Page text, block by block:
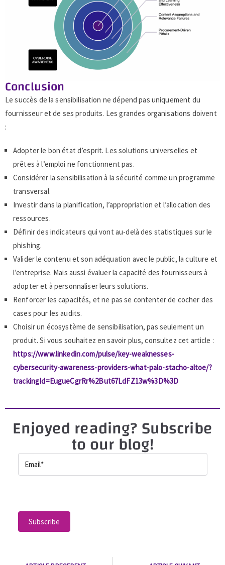
Conclusion
Le succès de la sensibilisation ne dépend pas uniquement du
fournisseur et de ses produits. Les grandes organisations doivent
:
Adopter le bon état d’esprit. Les solutions universelles et
prêtes à l’emploi ne fonctionnent pas.
Considérer la sensibilisation à la sécurité comme un programme
transversal.
Investir dans la planification, l’appropriation et l’allocation des
ressources.
Définir des indicateurs qui vont au-delà des statistiques sur le
phishing.
Valider le contenu et son adéquation avec le public, la culture et
l’entreprise. Mais aussi évaluer la capacité des fournisseurs à
adopter et à personnaliser leurs solutions.
Renforcer les capacités, et ne pas se contenter de cocher des
cases pour les audits.
Choisir un écosystème de sensibilisation, pas seulement un
produit. Si vous souhaitez en savoir plus, consultez cet article :
https://www.linkedin.com/pulse/key-weaknesses-
cybersecurity-awareness-providers-what-palo-stacho-altoe/?
trackingId=EugueCgrRr%2But67LdFZ13w%3D%3D
Enjoyed reading? Subscribe
to our blog!
e